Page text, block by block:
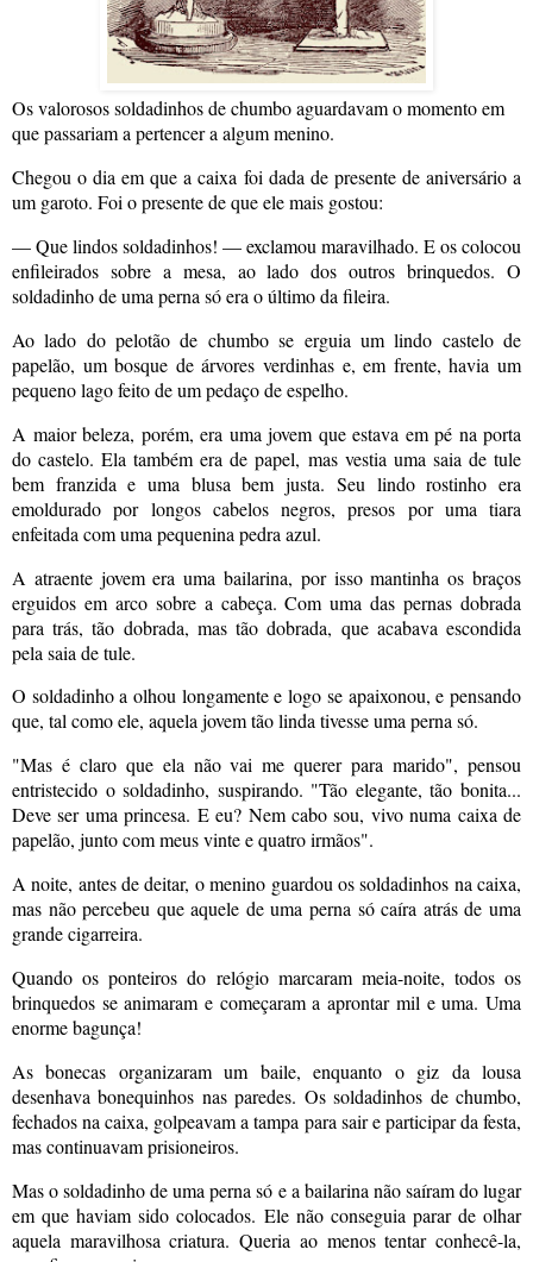
Os valorosos soldadinhos de chumbo aguardavam o momento em
que passariam a pertencer a algum menino.
Chegou o dia em que a caixa foi dada de presente de aniversário a
um garoto. Foi o presente de que ele mais gostou:
— Que lindos soldadinhos! — exclamou maravilhado. E os colocou
enfileirados sobre a mesa, ao lado dos outros brinquedos. O
soldadinho de uma perna só era o último da fileira.
Ao lado do pelotão de chumbo se erguia um lindo castelo de
papelão, um bosque de árvores verdinhas e, em frente, havia um
pequeno lago feito de um pedaço de espelho.
A maior beleza, porém, era uma jovem que estava em pé na porta
do castelo. Ela também era de papel, mas vestia uma saia de tule
bem franzida e uma blusa bem justa. Seu lindo rostinho era
emoldurado por longos cabelos negros, presos por uma tiara
enfeitada com uma pequenina pedra azul.
A atraente jovem era uma bailarina, por isso mantinha os braços
erguidos em arco sobre a cabeça. Com uma das pernas dobrada
para trás, tão dobrada, mas tão dobrada, que acabava escondida
pela saia de tule.
O soldadinho a olhou longamente e logo se apaixonou, e pensando
que, tal como ele, aquela jovem tão linda tivesse uma perna só.
"Mas é claro que ela não vai me querer para marido", pensou
entristecido o soldadinho, suspirando. "Tão elegante, tão bonita...
Deve ser uma princesa. E eu? Nem cabo sou, vivo numa caixa de
papelão, junto com meus vinte e quatro irmãos".
A noite, antes de deitar, o menino guardou os soldadinhos na caixa,
mas não percebeu que aquele de uma perna só caíra atrás de uma
grande cigarreira.
Quando os ponteiros do relógio marcaram meia-noite, todos os
brinquedos se animaram e começaram a aprontar mil e uma. Uma
enorme bagunça!
As bonecas organizaram um baile, enquanto o giz da lousa
desenhava bonequinhos nas paredes. Os soldadinhos de chumbo,
fechados na caixa, golpeavam a tampa para sair e participar da festa,
mas continuavam prisioneiros.
Mas o soldadinho de uma perna só e a bailarina não saíram do lugar
em que haviam sido colocados. Ele não conseguia parar de olhar
aquela maravilhosa criatura. Queria ao menos tentar conhecê-la,